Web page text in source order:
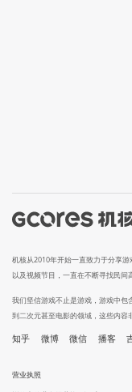
机核从2010年开始一直致力于分享
以及视频节目，一直在不断寻找民间
我们坚信游戏不止是游戏，游戏中
到二次元甚至电影的领域，这些内容
知乎 微博 微信 播客
营业执照